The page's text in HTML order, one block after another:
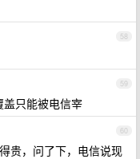
58
59
只能被电信宰
60
贵，问了下，电信说现